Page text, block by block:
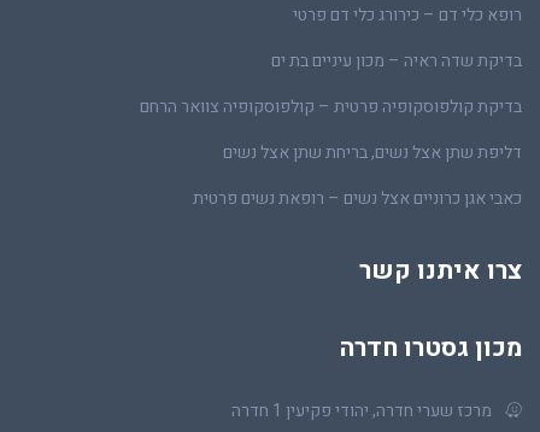
רופא כלי דם – כירורג כלי דם פרטי
בדיקת שדה ראיה – מכון עיניים בת ים
בדיקת קולפוסקופיה פרטית – קולפוסקופיה צוואר הרחם
דליפת שתן אצל נשים, בריחת שתן אצל נשים
כאבי אגן כרוניים אצל נשים – רופאת נשים פרטית
צרו איתנו קשר
מכון גסטרו חדרה
מרכז שערי חדרה, יהודי פקיעין 1 חדרה